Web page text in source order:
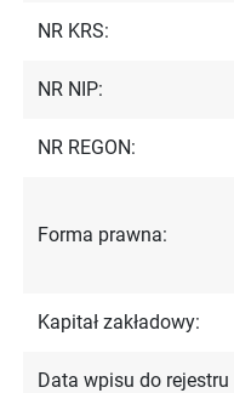
NR KRS:
NR NIP:
NR REGON:
Forma prawna:
Kapitał zakładowy:
Data wpisu do rejestru